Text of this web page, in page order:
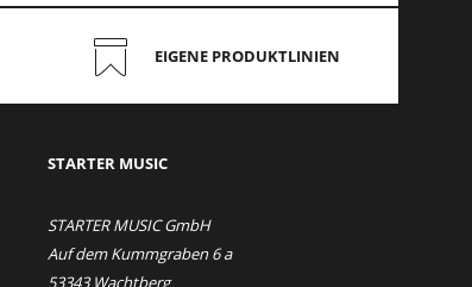
EIGENE PRODUKTLINIEN
STARTER MUSIC
STARTER MUSIC GmbH
Auf dem Kummgraben 6 a
53343 Wachtberg